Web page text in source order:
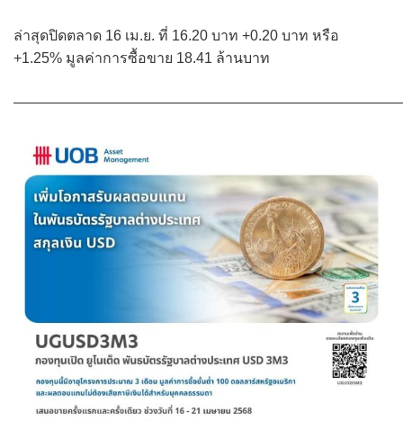
ล่าสุดปิดตลาด 16 เม.ย. ที่ 16.20 บาท +0.20 บาท หรือ
+1.25% มูลค่าการซื้อขาย 18.41 ล้านบาท